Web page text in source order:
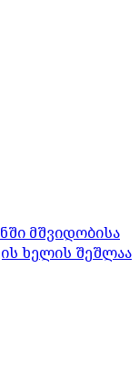
მშვიდობისა
ხელის შეშლაა